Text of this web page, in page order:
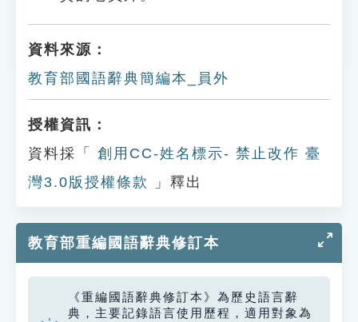
資料來源：
教育部國語辭典簡編本_員外
授權資訊：
資料採「
創用CC-姓名標示- 禁止改作 臺
灣3.0版授權條款
」釋出
教育部重編國語辭典修訂本
《重編國語辭典修訂本》為歷史語言辭
典，主要記錄語言使用歷程，適用對象為